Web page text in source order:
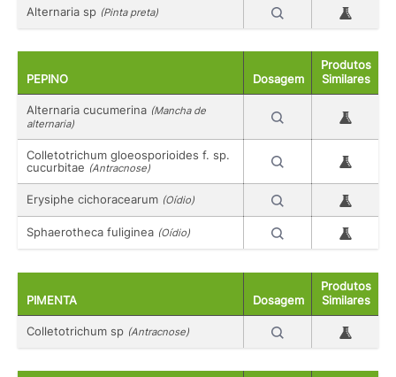
Alternaria sp (Pinta preta)
PEPINO Dosagem
Produtos
Similares
Alternaria cucumerina (Mancha de
alternaria)
Colletotrichum gloeosporioides f. sp.
cucurbitae (Antracnose)
Erysiphe cichoracearum (Oídio)
Sphaerotheca fuliginea (Oídio)
PIMENTA Dosagem
Produtos
Similares
Colletotrichum sp (Antracnose)